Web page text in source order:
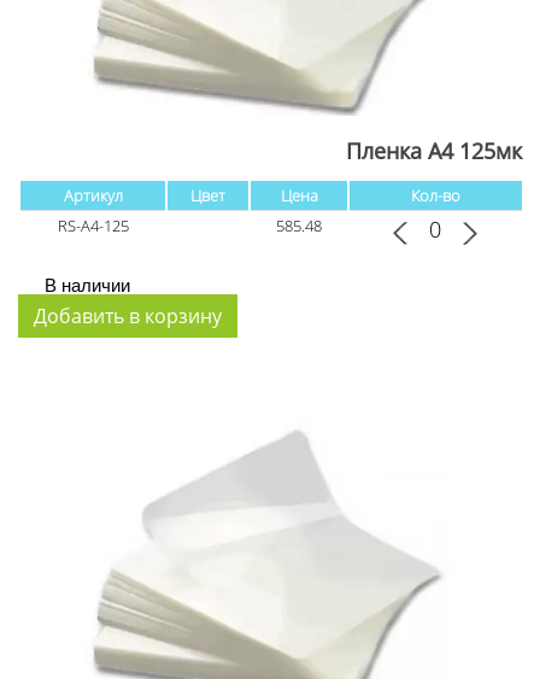
Пленка А4 125мк
Артикул Цвет Цена
Кол-во
RS-A4-125
585.48
В наличии